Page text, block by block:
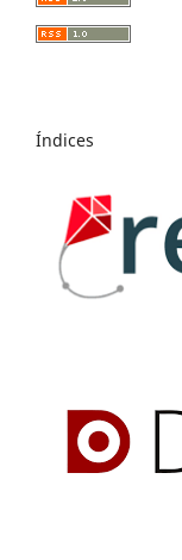
Índices